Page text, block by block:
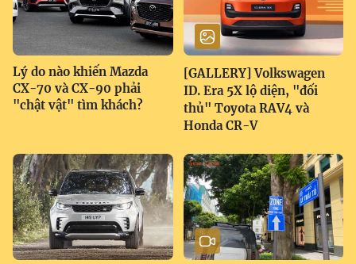
Lý do nào khiến Mazda
CX-70 và CX-90 phải
"chật vật" tìm khách?
[GALLERY] Volkswagen
ID. Era 5X lộ diện, "đối
thủ" Toyota RAV4 và
Honda CR-V